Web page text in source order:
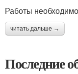
Работы
читать дальше →
Последние